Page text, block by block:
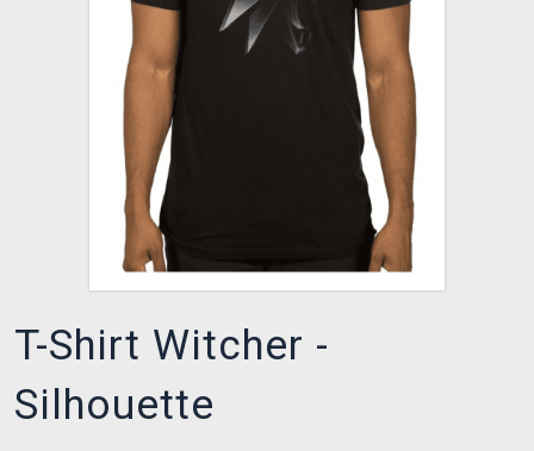
XZONE CLUB
T-Shirt Witcher -
Silhouette